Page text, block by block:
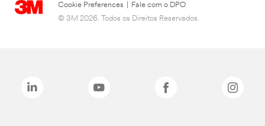
Cookie Preferences
Fale com o DPO
© 3M 2026. Todos os Direitos Reservados.